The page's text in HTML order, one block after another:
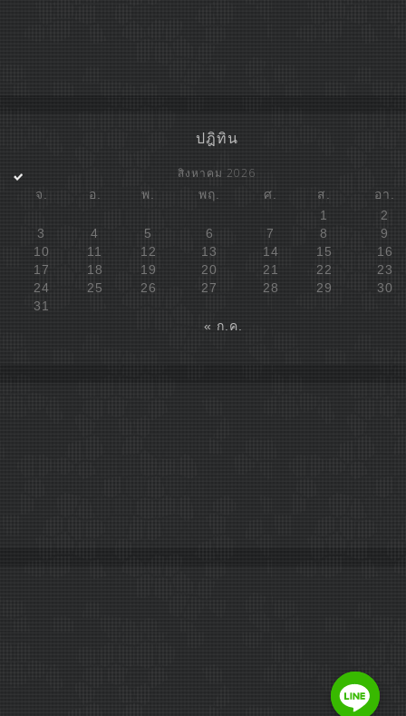
ปฎิทิน
สิงหาคม 2026
จ. อ. พ. พฤ. ศ. ส.
อา.
1
2
3
4 5 6 7 8
9
10
11 12 13 14 15
16
17
18 19 20 21 22
23
24
25 26 27 28 29
30
31
« ก.ค.